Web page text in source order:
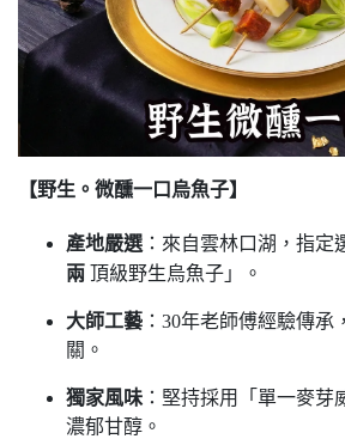
【野生 。 微醺一口烏魚子】
產地嚴選 ：來自雲林口湖，指定
兩 頂級野生烏魚子」。
大師工藝 ：30年老師傅經驗傳
關。
獨家風味 ：堅持採用「單一麥
濃郁甘醇。